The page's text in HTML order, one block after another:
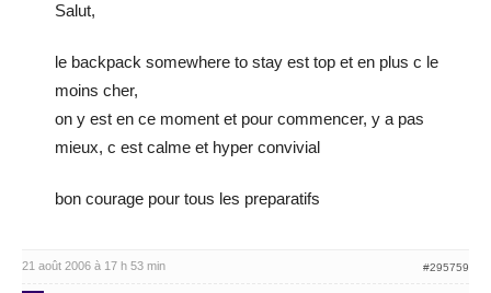
Salut,
le backpack somewhere to stay est top et en plus c le
moins cher,
on y est en ce moment et pour commencer, y a pas
mieux, c est calme et hyper convivial
bon courage pour tous les preparatifs
21 août 2006 à 17 h 53 min #295759